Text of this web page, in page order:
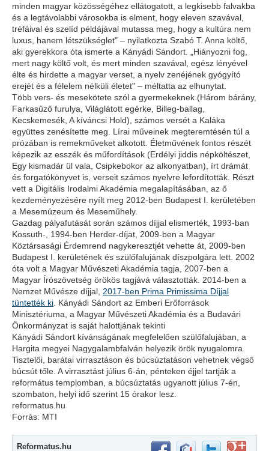
minden magyar közösségéhez ellátogatott, a legkisebb falvakba
és a legtávolabbi városokba is elment, hogy eleven szavával,
tréfáival és szelíd példájával mutassa meg, hogy a kultúra nem
luxus, hanem létszükséglet" – nyilatkozta Szabó T. Anna költő,
aki gyerekkora óta ismerte a Kányádi Sándort. „Hiányozni fog,
mert nagy költő volt, és mert minden szavával, egész lényével
élte és hirdette a magyar verset, a nyelv zenéjének gyógyító
erejét és a félelem nélküli életet" – méltatta az elhunytat.
Több vers- és mesekötete szól a gyermekeknek (Három bárány,
Farkasűző furulya, Világlátott egérke, Billeg-ballag,
Kecskemesék, A kíváncsi Hold), számos versét a Kaláka
együttes zenésítette meg. Lírai műveinek megteremtésén túl a
prózában is remekműveket alkotott. Életművének fontos részét
képezik az esszék és műfordítások (Erdélyi jiddis népköltészet,
Egy kismadár ül vala, Csipkebokor az alkonyatban), írt drámát
és forgatókönyvet is, verseit számos nyelvre lefordították. Részt
vett a Digitális Irodalmi Akadémia megalapításában, az ő
kezdeményezésére nyílt meg 2012-ben Budapest I. kerületében
a Mesemúzeum és Meseműhely.
Gazdag pályafutását során számos díjjal elismerték, 1993-ban
Kossuth-, 1994-ben Herder-díjat, 2009-ben a Magyar
Köztársasági Érdemrend nagykeresztjét vehette át, 2009-ben
Budapest I. kerületének és szülőfalujának díszpolgára lett. 2002
óta volt a Magyar Művészeti Akadémia tagja, 2007-ben a
Magyar Írószövetség örökös tagjává választották. 2014-ben a
Nemzet Művésze díjjal, 2017-ben Prima Primissima Díjjal
tüntették ki . Kányádi Sándort az Emberi Erőforrások
Minisztériuma, a Magyar Művészeti Akadémia és a Budavári
Önkormányzat is saját halottjának tekinti
Kányádi Sándort kívánságának megfelelően szülőfalujában, a
Hargita megyei Nagygalambfalván helyezik örök nyugalomra.
Tisztelői, barátai virrasztáson és búcsúztatáson vehetnek végső
búcsút tőle. A virrasztást július 6-án, pénteken éjjel tartják a
református templomban, a búcsúztatás ugyanott július 7-én,
szombaton, helyi idő szerint 15 órakor lesz.
reformatus.hu
Forrás: MTI
Reformatus.hu